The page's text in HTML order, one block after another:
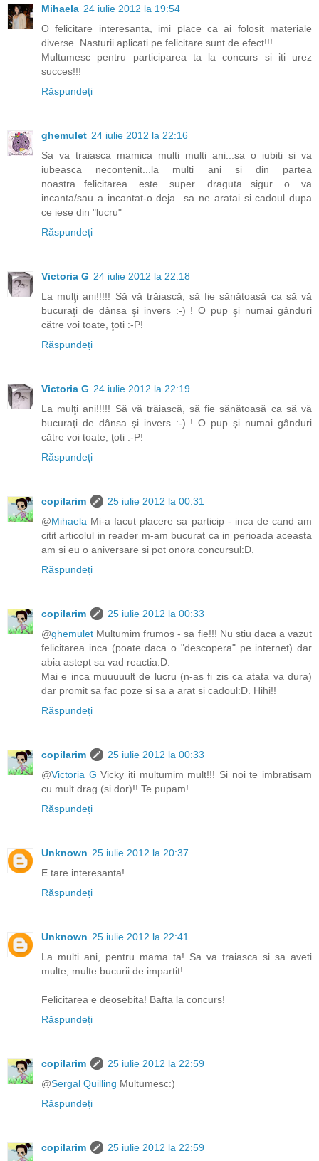
Mihaela 24 iulie 2012 la 19:54
O felicitare interesanta, imi place ca ai folosit materiale
diverse. Nasturii aplicati pe felicitare sunt de efect!!!
Multumesc pentru participarea ta la concurs si iti urez
succes!!!
Răspundeți
ghemulet 24 iulie 2012 la 22:16
Sa va traiasca mamica multi multi ani...sa o iubiti si va
iubeasca necontenit...la multi ani si din partea
noastra...felicitarea este super draguta...sigur o va
incanta/sau a incantat-o deja...sa ne aratai si cadoul dupa
ce iese din "lucru"
Răspundeți
Victoria G 24 iulie 2012 la 22:18
La mulţi ani!!!!! Să vă trăiască, să fie sănătoasă ca să vă
bucuraţi de dânsa şi invers :-) ! O pup şi numai gânduri
către voi toate, ţoti :-P!
Răspundeți
Victoria G 24 iulie 2012 la 22:19
La mulţi ani!!!!! Să vă trăiască, să fie sănătoasă ca să vă
bucuraţi de dânsa şi invers :-) ! O pup şi numai gânduri
către voi toate, ţoti :-P!
Răspundeți
copilarim
25 iulie 2012 la 00:31
@Mihaela Mi-a facut placere sa particip - inca de cand am
citit articolul in reader m-am bucurat ca in perioada aceasta
am si eu o aniversare si pot onora concursul:D.
Răspundeți
copilarim
25 iulie 2012 la 00:33
@ghemulet Multumim frumos - sa fie!!! Nu stiu daca a vazut
felicitarea inca (poate daca o "descopera" pe internet) dar
abia astept sa vad reactia:D.
Mai e inca muuuuult de lucru (n-as fi zis ca atata va dura)
dar promit sa fac poze si sa a arat si cadoul:D. Hihi!!
Răspundeți
copilarim
25 iulie 2012 la 00:33
@Victoria G Vicky iti multumim mult!!! Si noi te imbratisam
cu mult drag (si dor)!! Te pupam!
Răspundeți
Unknown 25 iulie 2012 la 20:37
E tare interesanta!
Răspundeți
Unknown 25 iulie 2012 la 22:41
La multi ani, pentru mama ta! Sa va traiasca si sa aveti
multe, multe bucurii de impartit!
Felicitarea e deosebita! Bafta la concurs!
Răspundeți
copilarim
25 iulie 2012 la 22:59
@Sergal Quilling Multumesc:)
Răspundeți
copilarim
25 iulie 2012 la 22:59